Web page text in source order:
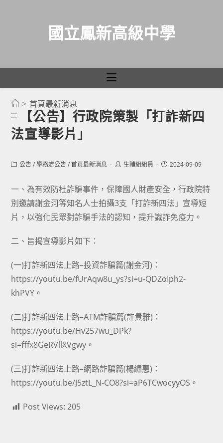
國立鳳新高級中學
> 首頁最新消息
:::
【公告】行政院策製「打詐新四
法宣導影片」
Post公告 / 學務處公告 / 首頁最新消息
Post生輔組組員
Post2024-09-09
一、為有效防杜詐騙事件，保障國人財產安全，行政院特
別邀請謝金河等知名人士拍攝3支「打詐新四法」宣導短
片，以強化民眾對詐騙手法的認知，提升識詐免疫力。
二、旨揭宣導影片如下：
(一)打詐新四法上路–投資詐騙篇(謝金河)：
https://youtu.be/fUrAqw8u_ys?si=u-QDZoIph2-
khPVY 。
(二)打詐新四法上路–ATM詐騙篇(許貴雅)：
https://youtu.be/Hv257wu_DPk?
si=fffx8GeRVllXVgwy 。
(三)打詐新四法上路–網路詐騙篇(楊繡惠)：
https://youtu.be/J5ztL_N-CO8?si=aP6TCwocyyOS 。
Post Views: 205